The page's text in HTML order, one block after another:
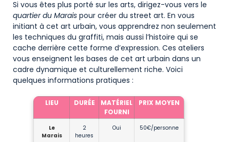
Si vous êtes plus porté sur les arts, dirigez-vous vers le
quartier du Marais pour créer du street art. En vous
initiant à cet art urbain, vous apprendrez non seulement
les techniques du graffiti, mais aussi l’histoire qui se
cache derrière cette forme d’expression. Ces ateliers
vous enseignent les bases de cet art urbain dans un
cadre dynamique et culturellement riche. Voici
quelques informations pratiques :
LIEU DURÉE
MATÉRIEL
FOURNI
PRIX MOYEN
Le
Marais
2
heures
Oui 50€/personne